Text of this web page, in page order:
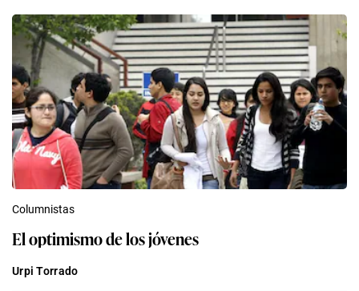
Columnistas
El optimismo de los jóvenes
Urpi Torrado